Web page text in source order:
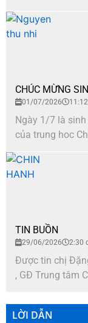
CHÚC MỪNG
01/07/2026
Ngày 1/7 là
của trung hoc
TIN BUỒN
29/06/2026 2:30
Được tin chị
, GĐ Trung tâm
LỜI DẪN